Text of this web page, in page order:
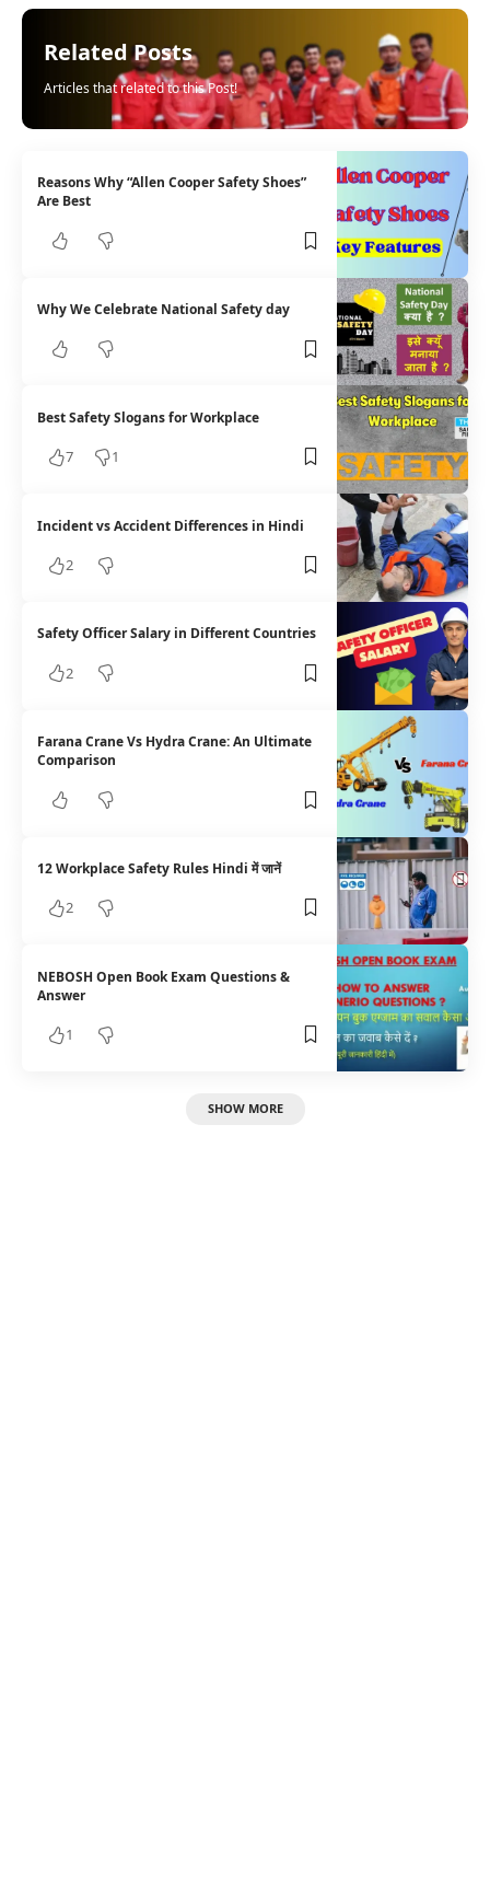
Related Posts
Articles that related to this Post!
Reasons Why “Allen Cooper Safety Shoes”
Are Best
Why We Celebrate National Safety day
Best Safety Slogans for Workplace
7 1
Incident vs Accident Differences in Hindi
2
Safety Officer Salary in Different Countries
2
Farana Crane Vs Hydra Crane: An Ultimate
Comparison
12 Workplace Safety Rules Hindi में जानें
2
NEBOSH Open Book Exam Questions &
Answer
1
SHOW MORE